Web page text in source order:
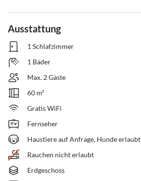
Ausstattung
1 Schlafzimmer
1 Bäder
Max. 2 Gäste
60 m²
Gratis WiFi
Fernseher
Haustiere auf Anfrage, Hunde erlaubt
Rauchen nicht erlaubt
Erdgeschoss